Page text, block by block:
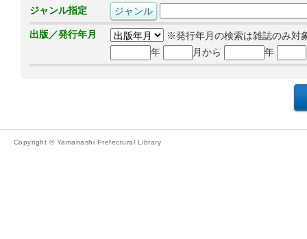
ジャンル指定
出版／発行年月
※発行年月の検索は雑誌のみ対
年
月から 年
Copyright © Yamanashi Prefectural Library